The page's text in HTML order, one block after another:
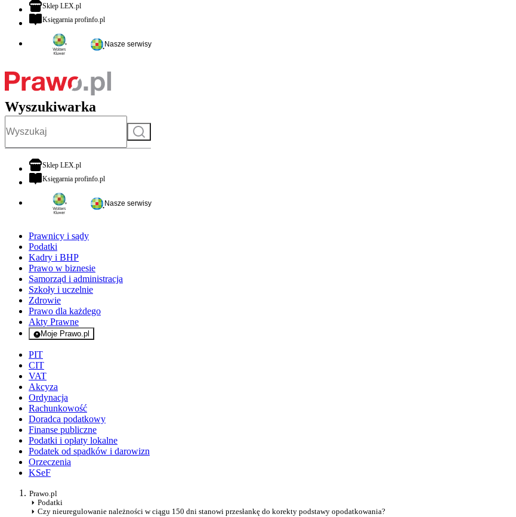
Sklep LEX.plotwiera się w nowej karcie
Księgarnia profinfo.plotwiera się w nowej karcie
Nasze serwisy
Wyszukiwarka
Szukaj
Sklep LEX.plotwiera się w nowej karcie
Księgarnia profinfo.plotwiera się w nowej karcie
Nasze serwisy
Prawnicy i sądy
Podatki
Kadry i BHP
Prawo w biznesie
Samorząd i administracja
Szkoły i uczelnie
Zdrowie
Prawo dla każdego
Akty Prawne
Moje Prawo.pl
- rejestracja i logowanie do serwisu
PIT
CIT
VAT
Akcyza
Ordynacja
Rachunkowość
Doradca podatkowy
Finanse publiczne
Podatki i opłaty lokalne
Podatek od spadków i darowizn
Orzeczenia
KSeF
Prawo.pl
Podatki
Czy nieuregulowanie należności w ciągu 150 dni stanowi przesłankę do korekty podstawy opodatkowania?